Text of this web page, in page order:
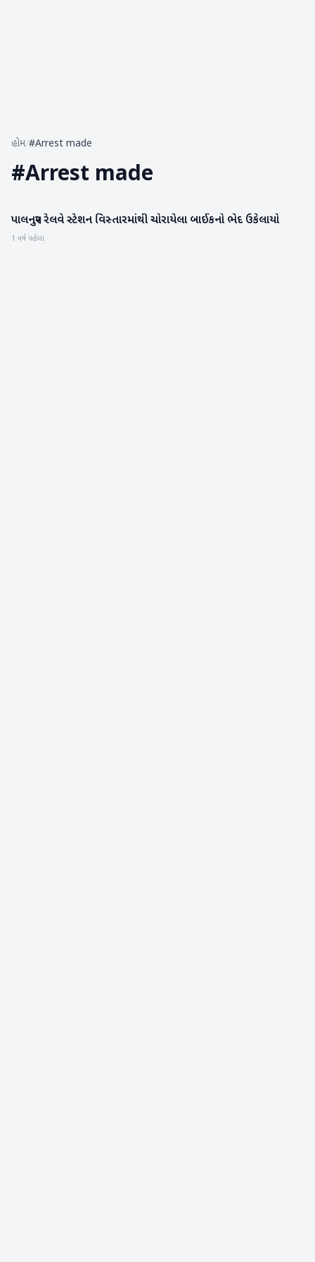
હોમ/#Arrest made
#Arrest made
બનાસકાંઠા
પાલનપુર રેલવે સ્ટેશન વિસ્તારમાંથી ચોરાયેલા બાઈકનો ભેદ ઉકેલાયો
1 વર્ષ પહેલા